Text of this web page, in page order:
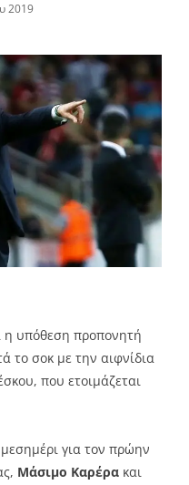
2019
η υπόθεση προπονητή
το σοκ με την αιφνίδια
που ετοιμάζεται
για τον πρώην
Μάσιμο Καρέρα και